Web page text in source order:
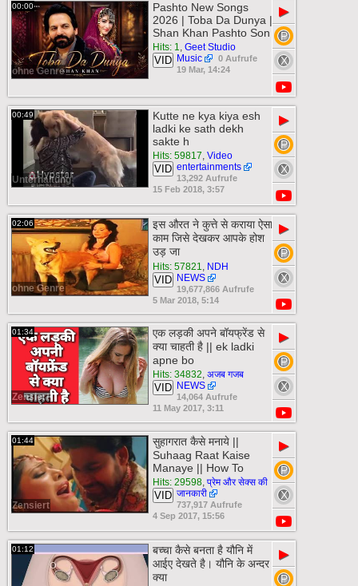
00:00
ohne Genre
Pashto New Songs
2026 | Toba Da Dunya |
Shan Khan Pashto Son
Hits: 1, Geet Studio
Music
VID
0 Aufrufe
19 Mar, 14:24
▶
00:49
Unterhaltung
Kutte ne kya kiya esh
ladki ke sath dekh
sakte h
Hits: 59817, Video
entertainments
VID
13,292 Aufrufe
15 Feb 2018, 3:57
▶
02:06
ohne Genre
इस औरत ने कुत्ते से कराया ऐसा
काम जिसे देखकर आपके होश
उड़ जा
Hits: 57821, NDH
NEWS
VID
19,677,866 Aufrufe
5 Mar 2018, 5:14
▶
01:34
Zensiert
एक लड़की अपने बॉयफ्रेंड से
क्या चाहती है || ek ladki
apne bo
Hits: 34832, अजब गजब
NEWS
VID
14,064 Aufrufe
11 May 2017, 3:11
▶
01:44
Zensiert
सुहागरात कैसे मनाये ||
Suhaag Raat Kaise
Manaye || How To
Hits: 29598, प्रेम और सेक्स की
जानकारी
VID
737,917 Aufrufe
4 Sep 2017, 15:56
▶
01:12
बच्चा कैसे बनता है यौनि में
आईए देखते है। यौनि के अन्दर
क्या
▶